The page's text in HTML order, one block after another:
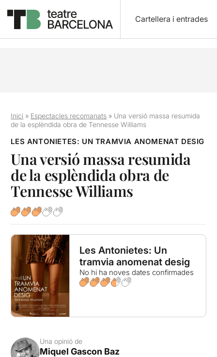
Cartellera i entrades
Inici » Espectacles recomanats » Una versió massa resumida
de la esplèndida obra de Tennesse Williams
LES ANTONIETES: UN TRAMVIA ANOMENAT DESIG
Una versió massa resumida
de la esplèndida obra de
Tennesse Williams
Les Antonietes: Un
tramvia anomenat desig
No hi ha noves dates confirmades
Una opinió de
Miquel Gascon Baz